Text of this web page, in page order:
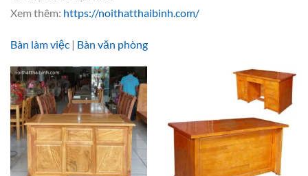
Xem thêm: https://noithatthaibinh.com/
Bàn làm việc | Bàn văn phòng